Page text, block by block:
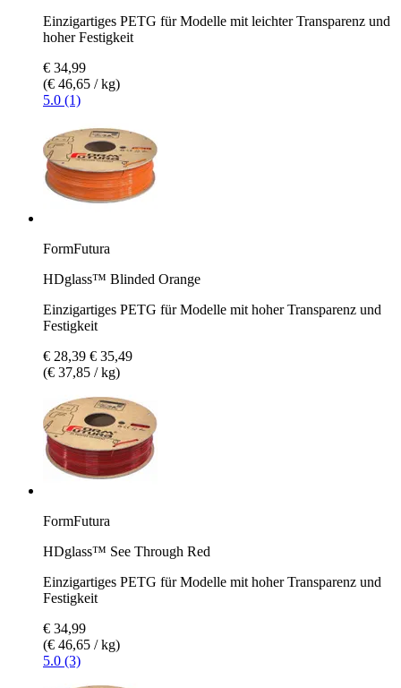
Einzigartiges PETG für Modelle mit leichter Transparenz und
hoher Festigkeit
€ 34,99
(€ 46,65 / kg)
5.0 (1)
FormFutura
HDglass™ Blinded Orange
Einzigartiges PETG für Modelle mit hoher Transparenz und
Festigkeit
€ 28,39 € 35,49
(€ 37,85 / kg)
FormFutura
HDglass™ See Through Red
Einzigartiges PETG für Modelle mit hoher Transparenz und
Festigkeit
€ 34,99
(€ 46,65 / kg)
5.0 (3)